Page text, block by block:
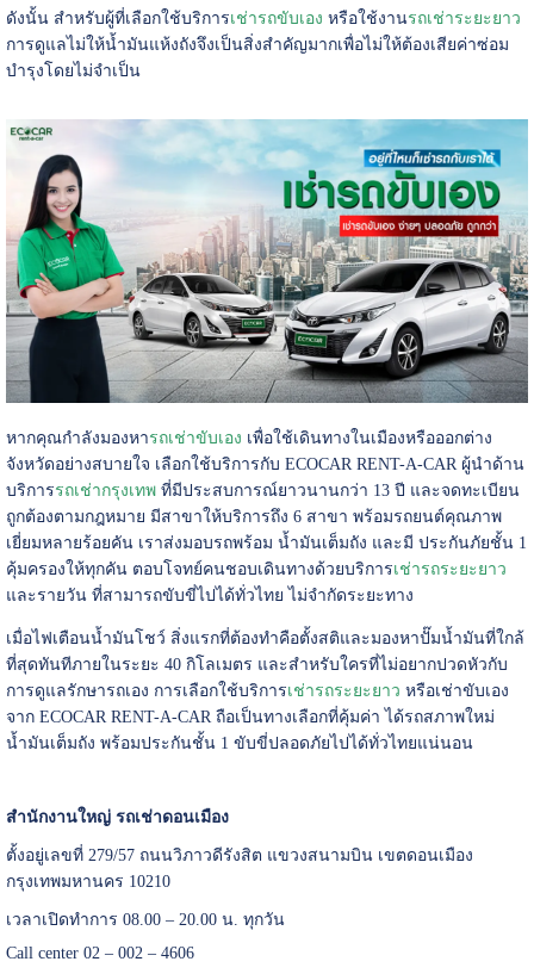
ดังนั้น สำหรับผู้ที่เลือกใช้บริการเช่ารถขับเอง หรือใช้งานรถเช่าระยะยาว
การดูแลไม่ให้น้ำมันแห้งถังจึงเป็นสิ่งสำคัญมากเพื่อไม่ให้ต้องเสียค่าซ่อม
บำรุงโดยไม่จำเป็น
หากคุณกำลังมองหารถเช่าขับเอง เพื่อใช้เดินทางในเมืองหรือออกต่าง
จังหวัดอย่างสบายใจ เลือกใช้บริการกับ ECOCAR RENT-A-CAR ผู้นำด้าน
บริการรถเช่ากรุงเทพที่มีประสบการณ์ยาวนานกว่า 13 ปี และจดทะเบียน
ถูกต้องตามกฎหมาย มีสาขาให้บริการถึง 6 สาขา พร้อมรถยนต์คุณภาพ
เยี่ยมหลายร้อยคัน เราส่งมอบรถพร้อม น้ำมันเต็มถัง และมี ประกันภัยชั้น 1
คุ้มครองให้ทุกคัน ตอบโจทย์คนชอบเดินทางด้วยบริการเช่ารถระยะยาว
และรายวัน ที่สามารถขับขี่ไปได้ทั่วไทย ไม่จำกัดระยะทาง
เมื่อไฟเตือนน้ำมันโชว์ สิ่งแรกที่ต้องทำคือตั้งสติและมองหาปั๊มน้ำมันที่ใกล้
ที่สุดทันทีภายในระยะ 40 กิโลเมตร และสำหรับใครที่ไม่อยากปวดหัวกับ
การดูแลรักษารถเอง การเลือกใช้บริการเช่ารถระยะยาว หรือเช่าขับเอง
จาก ECOCAR RENT-A-CAR ถือเป็นทางเลือกที่คุ้มค่า ได้รถสภาพใหม่
น้ำมันเต็มถัง พร้อมประกันชั้น 1 ขับขี่ปลอดภัยไปได้ทั่วไทยแน่นอน
สำนักงานใหญ่ รถเช่าดอนเมือง
ตั้งอยู่เลขที่ 279/57 ถนนวิภาวดีรังสิต แขวงสนามบิน เขตดอนเมือง
กรุงเทพมหานคร 10210
เวลาเปิดทำการ 08.00 – 20.00 น. ทุกวัน
Call center 02 – 002 – 4606